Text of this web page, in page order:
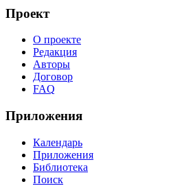
Проект
О проекте
Редакция
Авторы
Договор
FAQ
Приложения
Календарь
Приложения
Библиотека
Поиск